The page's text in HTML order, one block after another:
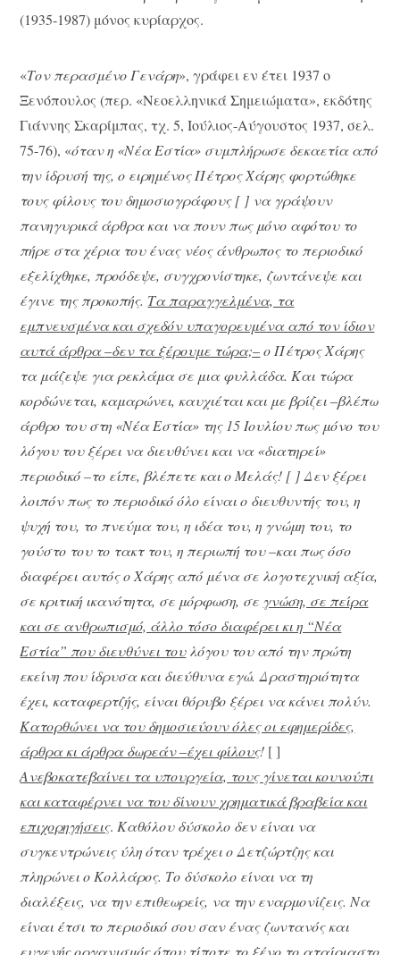
(1935-1987) μόνος κυρίαρχος.
«Τον περασμένο Γενάρη», γράφει εν έτει 1937 ο
Ξενόπουλος (περ. «Νεοελληνικά Σημειώματα», εκδότης
Γιάννης Σκαρίμπας, τχ. 5, Ιούλιος-Αύγουστος 1937, σελ.
75-76), «όταν η «Νέα Εστία» συμπλήρωσε δεκαετία από
την ίδρυσή της, ο ειρημένος Πέτρος Χάρης φορτώθηκε
τους φίλους του δημοσιογράφους [ ] να γράψουν
πανηγυρικά άρθρα και να πουν πως μόνο αφότου το
πήρε στα χέρια του ένας νέος άνθρωπος το περιοδικό
εξελίχθηκε, προόδεψε, συγχρονίστηκε, ζωντάνεψε και
έγινε της προκοπής. Τα παραγγελμένα, τα
εμπνευσμένα και σχεδόν υπαγορευμένα από τον ίδιον
αυτά άρθρα–δεν τα ξέρουμε τώρα;– ο Πέτρος Χάρης
τα μάζεψε για ρεκλάμα σε μια φυλλάδα. Και τώρα
κορδώνεται, καμαρώνει, καυχιέται και με βρίζει–βλέπω
άρθρο του στη «Νέα Εστία» της 15 Ιουλίου πως μόνο του
λόγου του ξέρει να διευθύνει και να «διατηρεί»
περιοδικό –το είπε, βλέπετε και ο Μελάς! [ ] Δεν ξέρει
λοιπόν πως το περιοδικό όλο είναι ο διευθυντής του, η
ψυχή του, το πνεύμα του, η ιδέα του, η γνώμη του, το
γούστο του το τακτ του, η περιωπή του –και πως όσο
διαφέρει αυτός ο Χάρης από μένα σε λογοτεχνική αξία,
σε κριτική ικανότητα, σε μόρφωση, σε γνώση, σε πείρα
και σε ανθρωπισμό, άλλο τόσο διαφέρει κι η “Νέα
Εστία” που διευθύνει τουλόγου του από την πρώτη
εκείνη που ίδρυσα και διεύθυνα εγώ. Δραστηριότητα
έχει, καταφερτζής, είναι θόρυβο ξέρει να κάνει πολύν.
Κατορθώνει να του δημοσιεύουν όλες οι εφημερίδες,
άρθρα κι άρθρα δωρεάν–έχει φίλους! [ ]
Ανεβοκατεβαίνει τα υπουργεία, τους γίνεται κουνούπι
και καταφέρνει να του δίνουν χρηματικά βραβεία και
επιχορηγήσεις.Καθόλου δύσκολο δεν είναι να
συγκεντρώνεις ύλη όταν τρέχει ο Δετζώρτζης και
πληρώνει ο Κολλάρος. Το δύσκολο είναι να τη
διαλέξεις, να την επιθεωρείς, να την εναρμονίζεις. Να
είναι έτσι το περιοδικό σου σαν ένας ζωντανός και